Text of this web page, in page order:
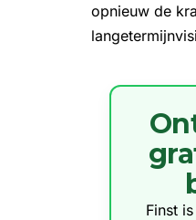
opnieuw de
Finst